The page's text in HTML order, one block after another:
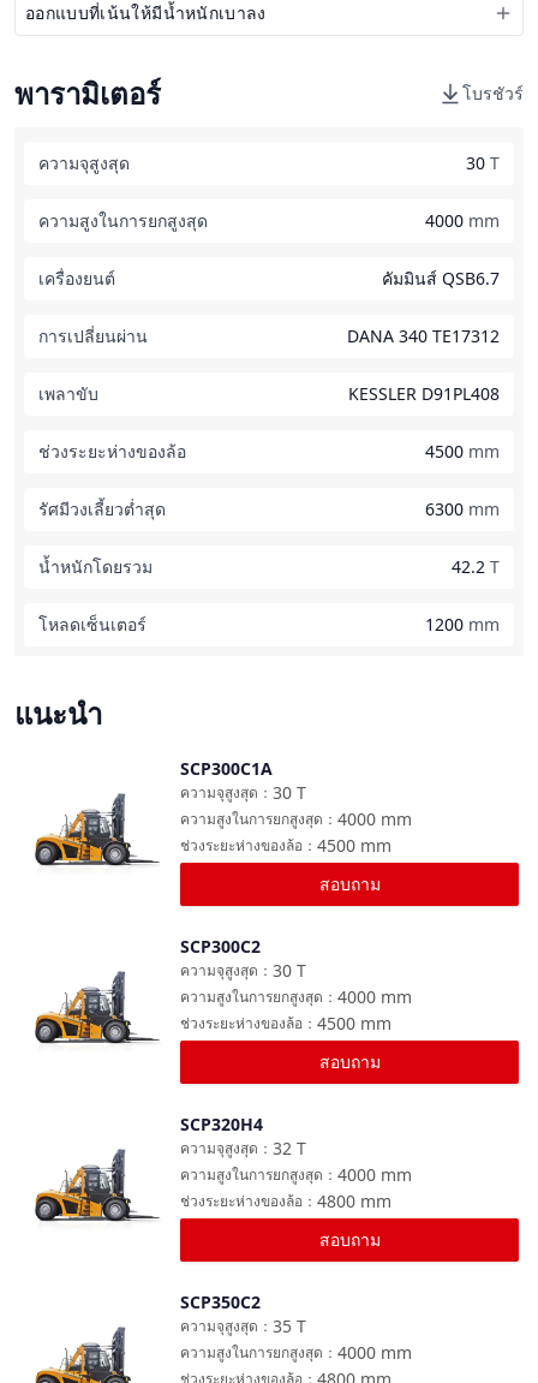
ออกแบบที่เน้นให้มีน้ำหนักเบาลง
พารามิเตอร์ โบรชัวร์
ความจุสูงสุด 30 T
ความสูงในการยกสูงสุด 4000 mm
เครื่องยนต์ คัมมินส์ QSB6.7
การเปลี่ยนผ่าน DANA 340 TE17312
เพลาขับ KESSLER D91PL408
ช่วงระยะห่างของล้อ 4500 mm
รัศมีวงเลี้ยวต่ำสุด 6300 mm
น้ำหนักโดยรวม 42.2 T
โหลดเซ็นเตอร์ 1200 mm
แนะนำ
SCP300C1A
30 T
ความจุสูงสุด ：
4000 mm
ความสูงในการยกสูงสุด ：
4500 mm
ช่วงระยะห่างของล้อ ：
สอบถาม
SCP300C2
30 T
ความจุสูงสุด ：
4000 mm
ความสูงในการยกสูงสุด ：
4500 mm
ช่วงระยะห่างของล้อ ：
สอบถาม
SCP320H4
32 T
ความจุสูงสุด ：
4000 mm
ความสูงในการยกสูงสุด ：
4800 mm
ช่วงระยะห่างของล้อ ：
สอบถาม
SCP350C2
35 T
ความจุสูงสุด ：
4000 mm
ความสูงในการยกสูงสุด ：
ช่วงระยะห่างของล้อ ：